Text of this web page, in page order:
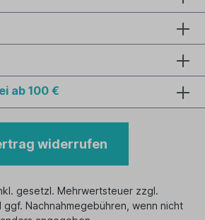
ab 100 €
widerrufen
gesetzl. Mehrwertsteuer zzgl.
ggf. Nachnahmegebühren, wenn nicht